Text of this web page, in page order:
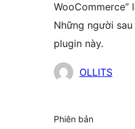
WooCommerce”
Những người
plugin này.
Những
góp
OLLITS
Meta
Phiên bản